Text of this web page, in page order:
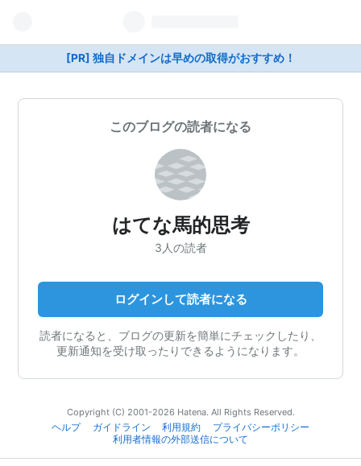
[PR] 独自ドメインは早めの取得がおすすめ！
このブログの読者になる
はてな馬的思考
3人の読者
ログインして読者になる
読者になると、ブログの更新を簡単にチェックしたり、
更新通知を受け取ったりできるようになります。
Copyright (C) 2001-2026 Hatena. All Rights Reserved.
ヘルプ
ガイドライン 利用規約
プライバシーポリシー
利用者情報の外部送信について